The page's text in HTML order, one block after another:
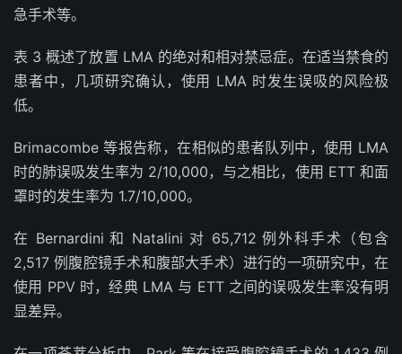
急手术等。
表 3 概述了放置 LMA 的绝对和相对禁忌症。在适当禁食的
患者中，几项研究确认，使用 LMA 时发生误吸的风险极
低。
Brimacombe 等报告称，在相似的患者队列中，使用 LMA
时的肺误吸发生率为 2/10,000，与之相比，使用 ETT 和面
罩时的发生率为 1.7/10,000。
在 Bernardini 和 Natalini 对 65,712 例外科手术（包含
2,517 例腹腔镜手术和腹部大手术）进行的一项研究中，在
使用 PPV 时，经典 LMA 与 ETT 之间的误吸发生率没有明
显差异。